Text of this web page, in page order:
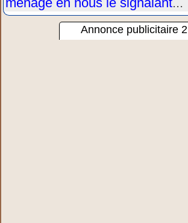
Annonce publicitaire 2